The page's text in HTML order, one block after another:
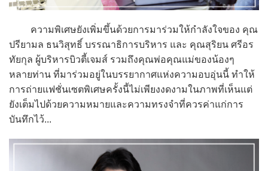
ความพิเศษยังเพิ่มขึ้นด้วยการมาร่วมให้กำลังใจของ คุณ
ปรียามล ธนวิสุทธิ์ บรรณาธิการบริหาร และ คุณสุริยน ศรีอร
ทัยกุล ผู้บริหารบิวตี้เจมส์ รวมถึงคุณพ่อคุณแม่ของน้องๆ
หลายท่าน ที่มาร่วมอยู่ในบรรยากาศแห่งความอบอุ่นนี้ ทำให้
การถ่ายแฟชั่นเซตพิเศษครั้งนี้ไม่เพียงงดงามในภาพที่เห็นแต่
ยังเต็มไปด้วยความหมายและความทรงจำที่ควรค่าแก่การ
บันทึกไว้...